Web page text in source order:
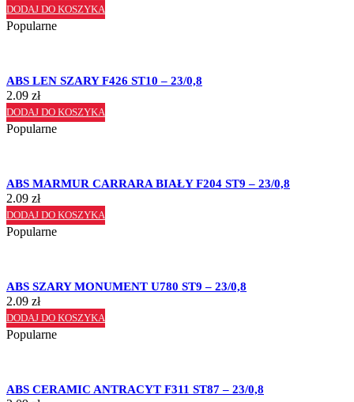
DODAJ DO KOSZYKA
Popularne
ABS LEN SZARY F426 ST10 – 23/0,8
2.09 zł
DODAJ DO KOSZYKA
Popularne
ABS MARMUR CARRARA BIAŁY F204 ST9 – 23/0,8
2.09 zł
DODAJ DO KOSZYKA
Popularne
ABS SZARY MONUMENT U780 ST9 – 23/0,8
2.09 zł
DODAJ DO KOSZYKA
Popularne
ABS CERAMIC ANTRACYT F311 ST87 – 23/0,8